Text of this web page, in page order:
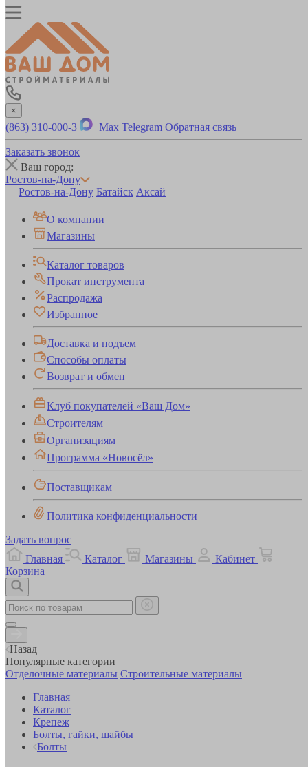
×
(863) 310-000-3 Max Telegram Обратная связь
Заказать звонок
Ваш город:
Ростов-на-Дону
Ростов-на-Дону Батайск Аксай
О компании
Магазины
Каталог товаров
Прокат инструмента
Распродажа
Избранное
Доставка и подъем
Способы оплаты
Возврат и обмен
Клуб покупателей «Ваш Дом»
Строителям
Организациям
Программа «Новосёл»
Поставщикам
Политика конфиденциальности
Задать вопрос
Главная
Каталог Магазины
Кабинет
Корзина
Назад
Популярные категории
Отделочные материалы Строительные материалы
Главная
Каталог
Крепеж
Болты, гайки, шайбы
Болты